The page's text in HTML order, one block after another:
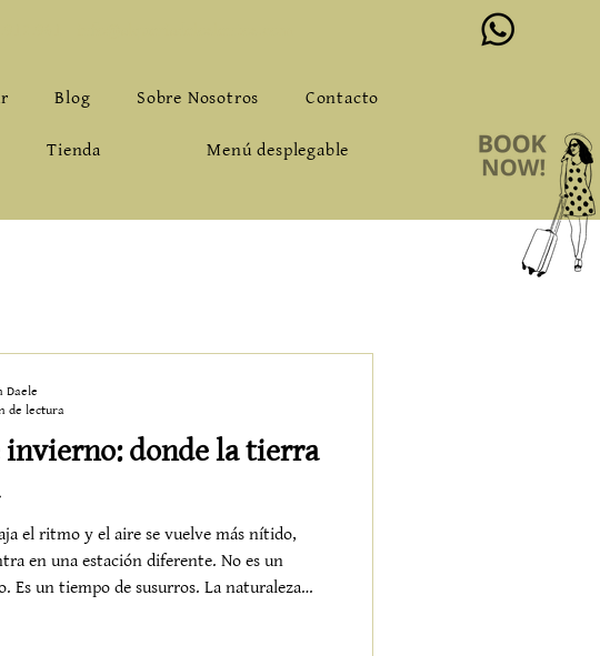
Blog Sobre Nosotros Contacto
Tienda Menú desplegable
donde la tierra
el ritmo y el aire se vuelve más nítido,
en una estación diferente. No es un
Es un tiempo de susurros. La naturaleza
Daele
de lectura